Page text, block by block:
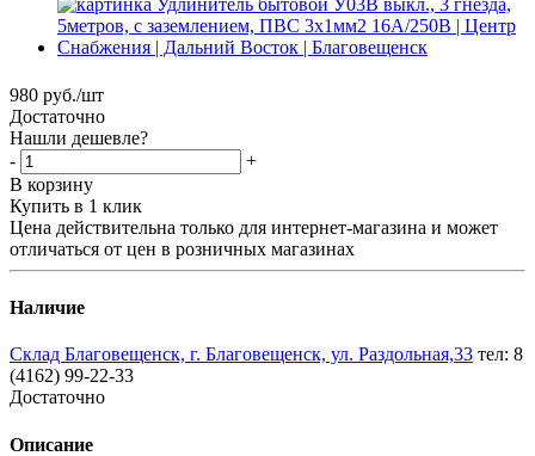
980 руб./шт
Достаточно
Нашли дешевле?
-
+
В корзину
Купить в 1 клик
Цена действительна только для интернет-магазина и может
отличаться от цен в розничных магазинах
Наличие
Склад Благовещенск, г. Благовещенск, ул. Раздольная,33 тел: 8
(4162) 99-22-33
Достаточно
Описание